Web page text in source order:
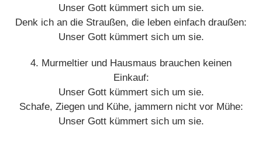
Unser Gott kümmert sich um sie.
Denk ich an die Straußen, die leben einfach draußen:
Unser Gott kümmert sich um sie.
4. Murmeltier und Hausmaus brauchen keinen
Einkauf:
Unser Gott kümmert sich um sie.
Schafe, Ziegen und Kühe, jammern nicht vor Mühe:
Unser Gott kümmert sich um sie.